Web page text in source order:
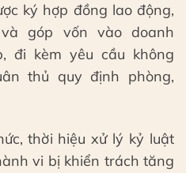
ký hợp đồng lao động,
góp vốn vào doanh
đi kèm yêu cầu không
thủ quy định phòng,
thời hiệu xử lý kỷ luật
vi bị khiển trách tăng